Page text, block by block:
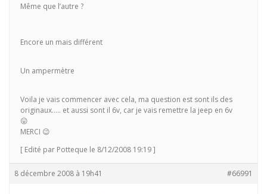
Même que l’autre ?
Encore un mais différent
Un ampermètre
Voila je vais commencer avec cela, ma question est sont ils des
originaux….. et aussi sont il 6v, car je vais remettre la jeep en 6v
😛
MERCI 😉
[ Edité par Potteque le 8/12/2008 19:19 ]
8 décembre 2008 à 19h41 #66991